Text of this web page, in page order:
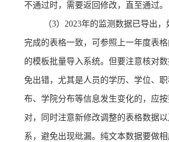
不通过时，需要返回修改，直至通过。
（3）2023年的监测数据已导出 ，
完成的表格一致，可参照上一年度表格
的模板批量导入系统。但要注意核对
免出错，尤其是人员的学历、学位、
布、学院分布等信息发生变化的，应
对，同时注意新修改调整的表格数据
系，避免出现纰漏。纯文本数据要做